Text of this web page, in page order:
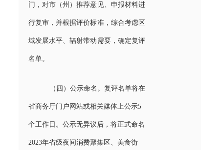
门，对市（州）推荐意见、申报材料进
行复审，并根据评价标准，综合考虑区
域发展水平、辐射带动需要，确定复评
名单。
（四）公示命名。复评名单将在
省商务厅门户网站或相关媒体上公示5
个工作日。公示无异议后，将正式命名
2023年省级夜间消费聚集区、美食街